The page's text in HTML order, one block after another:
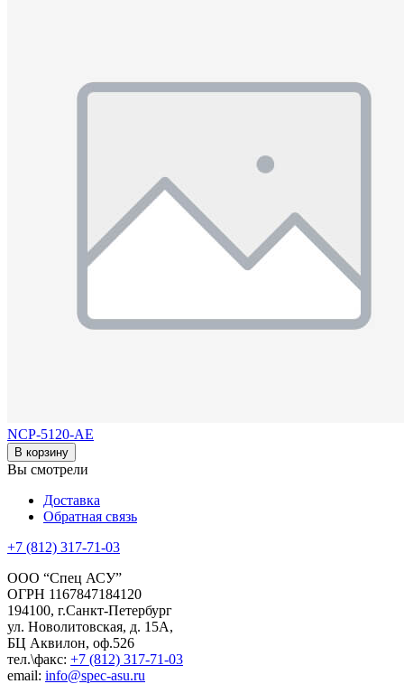
NCP-5120-AE
В корзину
Вы смотрели
Доставка
Обратная связь
+7 (812) 317-71-03
ООО “Спец АСУ”
ОГРН 1167847184120
194100, г.Санкт-Петербург
ул. Новолитовская, д. 15А,
БЦ Аквилон, оф.526
тел.\факс: +7 (812) 317-71-03
email: info@spec-asu.ru